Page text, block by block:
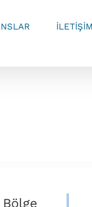
İLETİŞİM